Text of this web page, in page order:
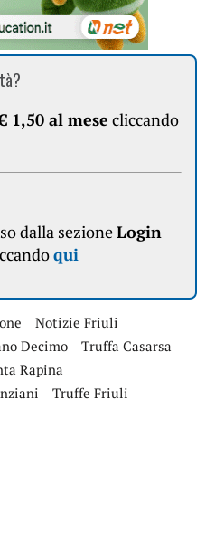
1,50 al mese cliccando
dalla sezioneLogin
qui
Notizie Friuli
Decimo
Truffa Casarsa
Rapina
Truffe Friuli